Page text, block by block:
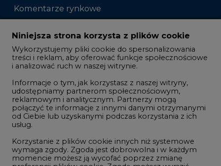
Komentarze rynkowe
Zmiany kadrowe na rynku
Studio CIRE
Rozmowy o energetyce
Gospodarka
Geopolityka
LTE450
Innowacje i AI
Telekomunikacja i IT
Niniejsza strona korzysta z plików cookie
Wykorzystujemy pliki cookie do spersonalizowania
treści i reklam, aby oferować funkcje społecznościowe
i analizować ruch w naszej witrynie.
Informacje o tym, jak korzystasz z naszej witryny,
udostępniamy partnerom społecznościowym,
reklamowym i analitycznym. Partnerzy mogą
połączyć te informacje z innymi danymi otrzymanymi
od Ciebie lub uzyskanymi podczas korzystania z ich
usług.
Korzystanie z plików cookie innych niż systemowe
wymaga zgody. Zgoda jest dobrowolna i w każdym
momencie możesz ją wycofać poprzez zmianę